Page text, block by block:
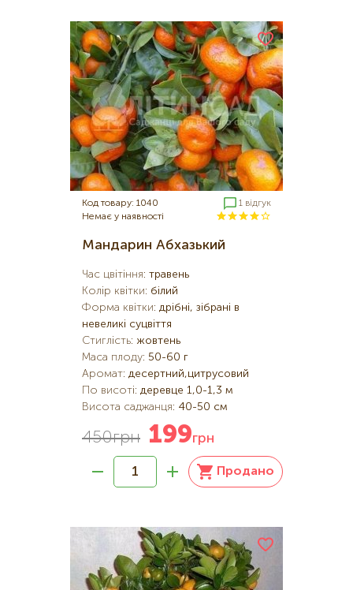
Код товару: 1040
1 відгук
Немає у наявності
Мандарин Абхазький
Час цвітіння: травень
Колір квітки: білий
Форма квітки: дрібні, зібрані в
невеликі суцвіття
Стиглість: жовтень
Маса плоду: 50-60 г
Аромат: десертний,цитрусовий
По висоті: деревце 1,0-1,3 м
Висота саджанця: 40-50 см
450грн 199грн
Продано